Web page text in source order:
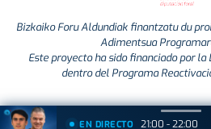
Bizkaiko Foru Aldundiak finantzatu du
Adimentsua
Este proyecto ha sido financiado por
dentro del Programa
EN DIRECTO 21:00 - 22:00